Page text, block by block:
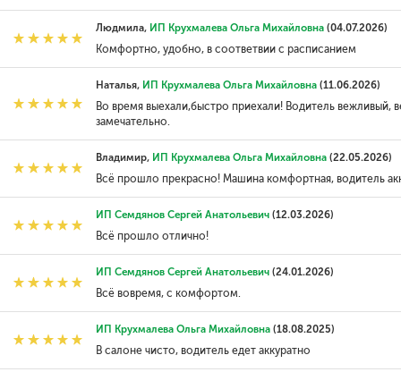
Людмила, ИП Крухмалева Ольга Михайловна(04.07.2026)
Комфортно, удобно, в соответвии с расписанием
Наталья, ИП Крухмалева Ольга Михайловна(11.06.2026)
Во время выехали,быстро приехали! Водитель
замечательно.
Владимир, ИП Крухмалева Ольга Михайловна(22.05.2026)
Всё прошло прекрасно! Машина комфортная, водитель
ИП Семдянов Сергей Анатольевич(12.03.2026)
Всё прошло отлично!
ИП Семдянов Сергей Анатольевич(24.01.2026)
Всё вовремя, с комфортом.
ИП Крухмалева Ольга Михайловна(18.08.2025)
В салоне чисто, водитель едет аккуратно